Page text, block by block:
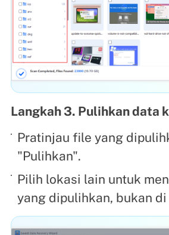
Langkah 3. Pulihkan data
Pratinjau file yang
"Pulihkan".
Pilih lokasi lain untuk
yang dipulihkan, bukan